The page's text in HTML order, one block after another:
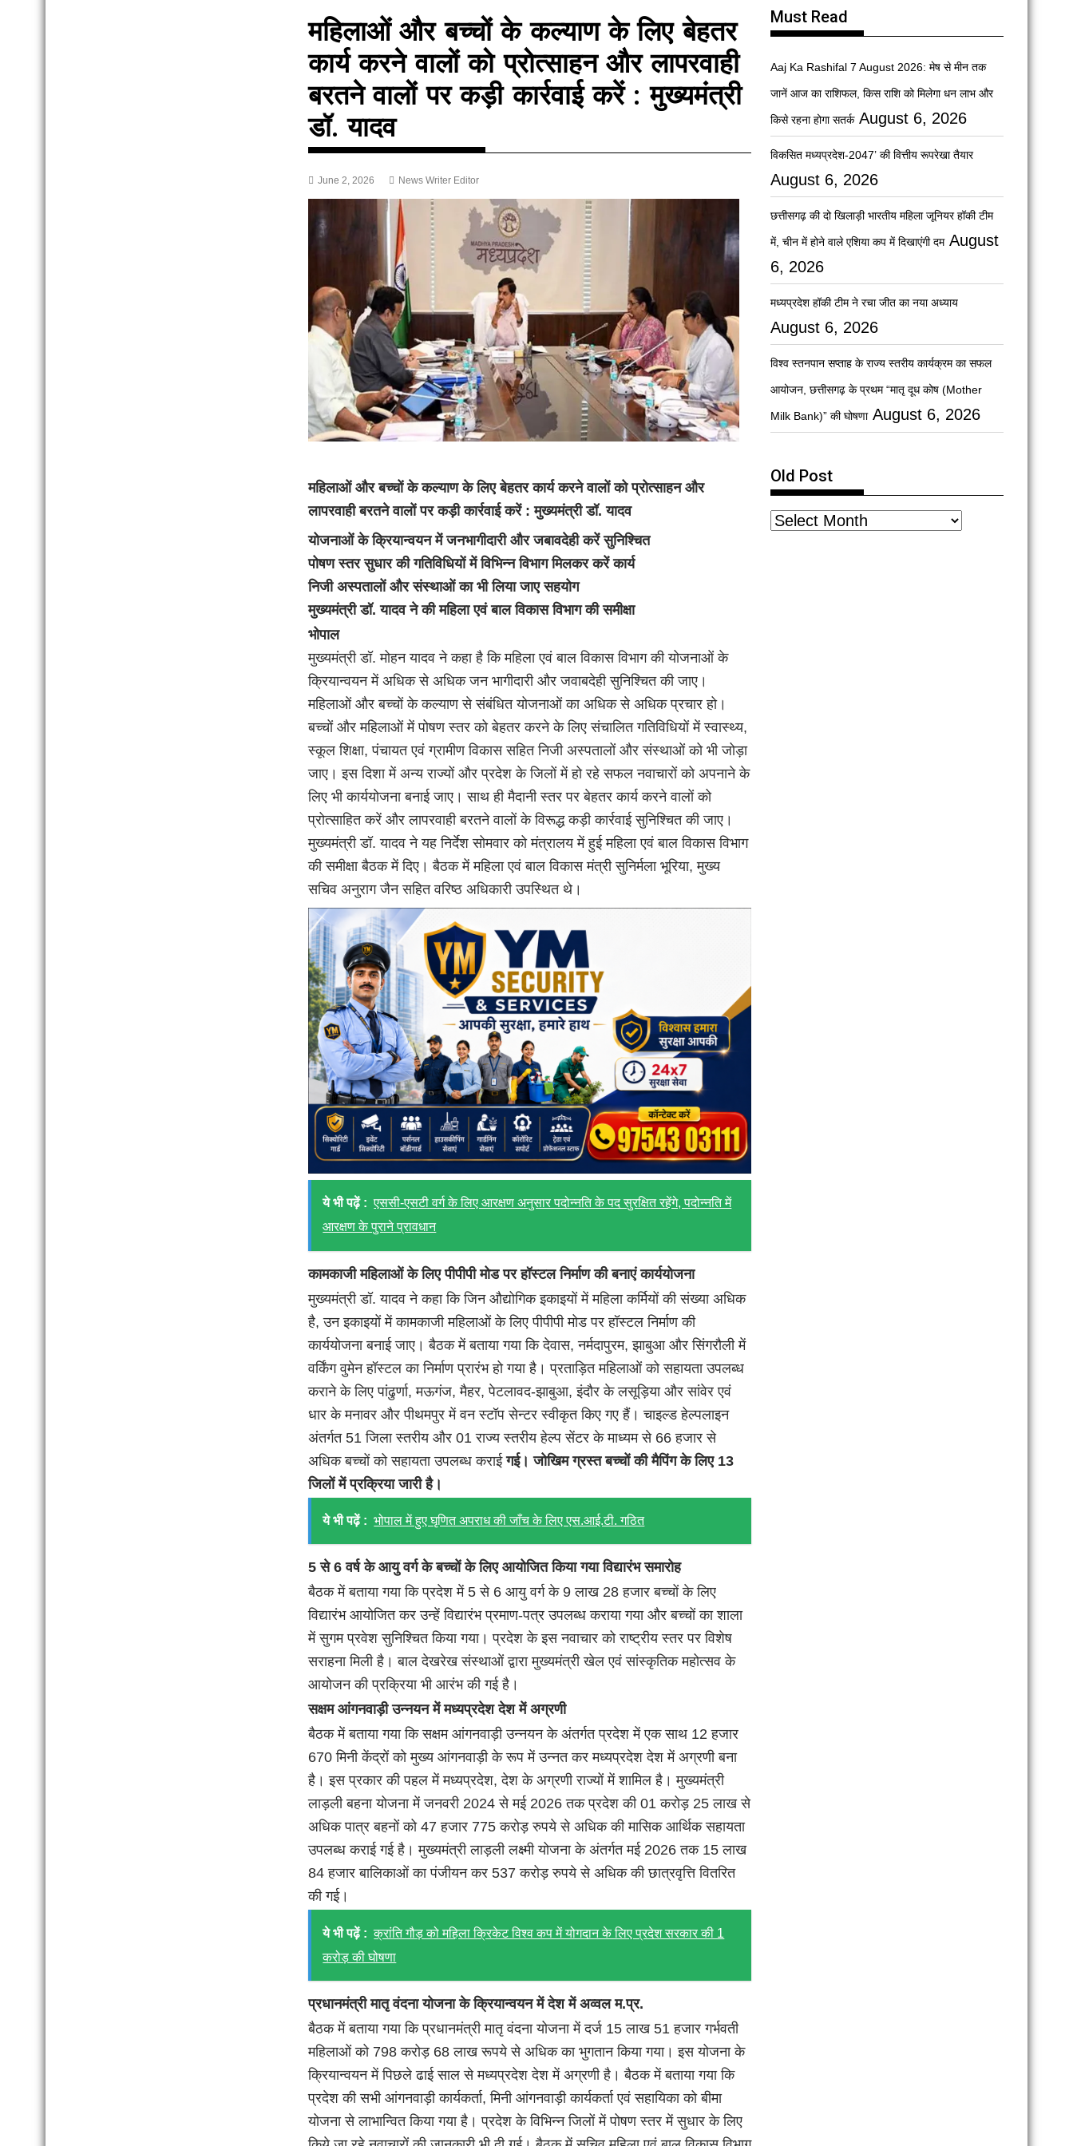
महिलाओं और बच्चों के कल्याण के लिए बेहतर
कार्य करने वालों को प्रोत्साहन और लापरवाही
बरतने वालों पर कड़ी कार्रवाई करें : मुख्यमंत्री
डॉ. यादव
June 2, 2026 News Writer Editor
महिलाओं और बच्चों के कल्याण के लिए बेहतर कार्य करने वालों को प्रोत्साहन और
लापरवाही बरतने वालों पर कड़ी कार्रवाई करें : मुख्यमंत्री डॉ. यादव
योजनाओं के क्रियान्वयन में जनभागीदारी और जबावदेही करें सुनिश्चित
पोषण स्तर सुधार की गतिविधियों में विभिन्न विभाग मिलकर करें कार्य
निजी अस्पतालों और संस्थाओं का भी लिया जाए सहयोग
मुख्यमंत्री डॉ. यादव ने की महिला एवं बाल विकास विभाग की समीक्षा
भोपाल
मुख्यमंत्री डॉ. मोहन यादव ने कहा है कि महिला एवं बाल विकास विभाग की योजनाओं के
क्रियान्वयन में अधिक से अधिक जन भागीदारी और जवाबदेही सुनिश्चित की जाए।
महिलाओं और बच्चों के कल्याण से संबंधित योजनाओं का अधिक से अधिक प्रचार हो।
बच्चों और महिलाओं में पोषण स्तर को बेहतर करने के लिए संचालित गतिविधियों में स्वास्थ्य,
स्कूल शिक्षा, पंचायत एवं ग्रामीण विकास सहित निजी अस्पतालों और संस्थाओं को भी जोड़ा
जाए। इस दिशा में अन्य राज्यों और प्रदेश के जिलों में हो रहे सफल नवाचारों को अपनाने के
लिए भी कार्ययोजना बनाई जाए। साथ ही मैदानी स्तर पर बेहतर कार्य करने वालों को
प्रोत्साहित करें और लापरवाही बरतने वालों के विरूद्ध कड़ी कार्रवाई सुनिश्चित की जाए।
मुख्यमंत्री डॉ. यादव ने यह निर्देश सोमवार को मंत्रालय में हुई महिला एवं बाल विकास विभाग
की समीक्षा बैठक में दिए। बैठक में महिला एवं बाल विकास मंत्री सुनिर्मला भूरिया, मुख्य
सचिव अनुराग जैन सहित वरिष्ठ अधिकारी उपस्थित थे।
ये भी पढ़ें : एससी-एसटी वर्ग के लिए आरक्षण अनुसार पदोन्नति के पद सुरक्षित रहेंगे, पदोन्नति में
आरक्षण के पुराने प्रावधान
कामकाजी महिलाओं के लिए पीपीपी मोड पर हॉस्टल निर्माण की बनाएं कार्ययोजना
मुख्यमंत्री डॉ. यादव ने कहा कि जिन औद्योगिक इकाइयों में महिला कर्मियों की संख्या अधिक
है, उन इकाइयों में कामकाजी महिलाओं के लिए पीपीपी मोड पर हॉस्टल निर्माण की
कार्ययोजना बनाई जाए। बैठक में बताया गया कि देवास, नर्मदापुरम, झाबुआ और सिंगरौली में
वर्किंग वुमेन हॉस्टल का निर्माण प्रारंभ हो गया है। प्रताड़ित महिलाओं को सहायता उपलब्ध
कराने के लिए पांढुर्णा, मऊगंज, मैहर, पेटलावद-झाबुआ, इंदौर के लसूड़िया और सांवेर एवं
धार के मनावर और पीथमपुर में वन स्टॉप सेन्टर स्वीकृत किए गए हैं। चाइल्ड हेल्पलाइन
अंतर्गत 51 जिला स्तरीय और 01 राज्य स्तरीय हेल्प सेंटर के माध्यम से 66 हजार से
अधिक बच्चों को सहायता उपलब्ध कराईगई। जोखिम ग्रस्त बच्चों की मैपिंग के लिए 13
जिलों में प्रक्रिया जारी है।
ये भी पढ़ें : भोपाल में हुए घृणित अपराध की जाँच के लिए एस.आई.टी. गठित
5 से 6 वर्ष के आयु वर्ग के बच्चों के लिए आयोजित किया गया विद्यारंभ समारोह
बैठक में बताया गया कि प्रदेश में 5 से 6 आयु वर्ग के 9 लाख 28 हजार बच्चों के लिए
विद्यारंभ आयोजित कर उन्हें विद्यारंभ प्रमाण-पत्र उपलब्ध कराया गया और बच्चों का शाला
में सुगम प्रवेश सुनिश्चित किया गया। प्रदेश के इस नवाचार को राष्ट्रीय स्तर पर विशेष
सराहना मिली है। बाल देखरेख संस्थाओं द्वारा मुख्यमंत्री खेल एवं सांस्कृतिक महोत्सव के
आयोजन की प्रक्रिया भी आरंभ की गई है।
सक्षम आंगनवाड़ी उन्नयन में मध्यप्रदेश देश में अग्रणी
बैठक में बताया गया कि सक्षम आंगनवाड़ी उन्नयन के अंतर्गत प्रदेश में एक साथ 12 हजार
670 मिनी केंद्रों को मुख्य आंगनवाड़ी के रूप में उन्नत कर मध्यप्रदेश देश में अग्रणी बना
है। इस प्रकार की पहल में मध्यप्रदेश, देश के अग्रणी राज्यों में शामिल है। मुख्यमंत्री
लाड़ली बहना योजना में जनवरी 2024 से मई 2026 तक प्रदेश की 01 करोड़ 25 लाख से
अधिक पात्र बहनों को 47 हजार 775 करोड़ रुपये से अधिक की मासिक आर्थिक सहायता
उपलब्ध कराई गई है। मुख्यमंत्री लाड़ली लक्ष्मी योजना के अंतर्गत मई 2026 तक 15 लाख
84 हजार बालिकाओं का पंजीयन कर 537 करोड़ रुपये से अधिक की छात्रवृत्ति वितरित
की गई।
ये भी पढ़ें : क्रांति गौड़ को महिला क्रिकेट विश्व कप में योगदान के लिए प्रदेश सरकार की 1
करोड़ की घोषणा
प्रधानमंत्री मातृ वंदना योजना के क्रियान्वयन में देश में अव्वल म.प्र.
बैठक में बताया गया कि प्रधानमंत्री मातृ वंदना योजना में दर्ज 15 लाख 51 हजार गर्भवती
महिलाओं को 798 करोड़ 68 लाख रूपये से अधिक का भुगतान किया गया। इस योजना के
क्रियान्वयन में पिछले ढाई साल से मध्यप्रदेश देश में अग्रणी है। बैठक में बताया गया कि
प्रदेश की सभी आंगनवाड़ी कार्यकर्ता, मिनी आंगनवाड़ी कार्यकर्ता एवं सहायिका को बीमा
योजना से लाभान्वित किया गया है। प्रदेश के विभिन्न जिलों में पोषण स्तर में सुधार के लिए
Must Read
Aaj Ka Rashifal 7 August 2026: मेष से मीन तक
जानें आज का राशिफल, किस राशि को मिलेगा धन लाभ और
किसे रहना होगा सतर्क August 6, 2026
विकसित मध्यप्रदेश-2047’ की वित्तीय रूपरेखा तैयार
August 6, 2026
छत्तीसगढ़ की दो खिलाड़ी भारतीय महिला जूनियर हॉकी टीम
में, चीन में होने वाले एशिया कप में दिखाएंगी दम August
6, 2026
मध्यप्रदेश हॉकी टीम ने रचा जीत का नया अध्याय
August 6, 2026
विश्व स्तनपान सप्ताह के राज्य स्तरीय कार्यक्रम का सफल
आयोजन, छत्तीसगढ़ के प्रथम “मातृ दूध कोष (Mother
Milk Bank)” की घोषणा August 6, 2026
Old Post